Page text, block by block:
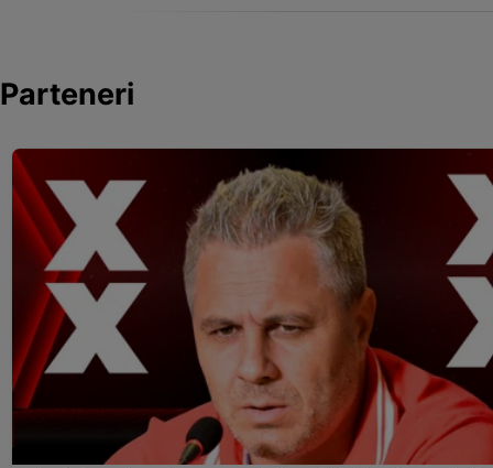
Parteneri